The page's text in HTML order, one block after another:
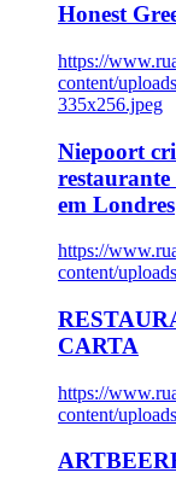
Honest
https://
content/
335x256.jpeg
Niepoort
restaurante
em Londres
https://
content/
CARTA
https://
content/